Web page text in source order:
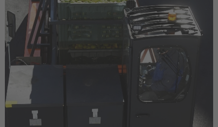
Great Britain
English
Italia
Italiano
Luxembourg
Français
Nederland